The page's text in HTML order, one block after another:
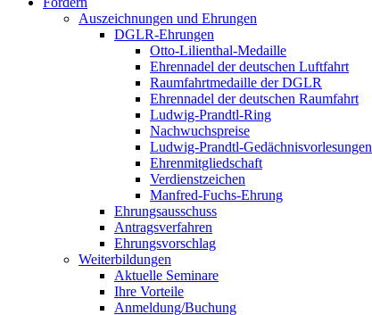
Auszeichnungen und Ehrungen
DGLR-Ehrungen
Otto-Lilienthal-Medaille
Ehrennadel der deutschen Luftfahrt
Raumfahrtmedaille der DGLR
Ehrennadel der deutschen Raumfahrt
Ludwig-Prandtl-Ring
Nachwuchspreise
Ludwig-Prandtl-Gedächnisvorlesungen
Ehrenmitgliedschaft
Verdienstzeichen
Manfred-Fuchs-Ehrung
Ehrungsausschuss
Antragsverfahren
Ehrungsvorschlag
Weiterbildungen
Aktuelle Seminare
Ihre Vorteile
Anmeldung/Buchung